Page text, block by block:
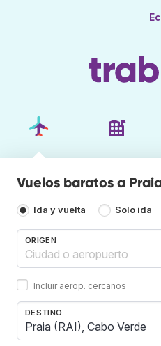
Vuelos baratos a
Ida y vuelta Solo ida
ORIGEN
Incluir aerop. cercanos
DESTINO